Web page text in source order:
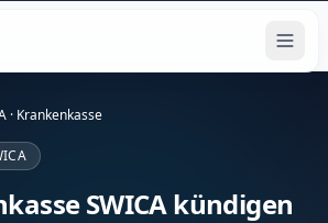
· Krankenkasse
SWICA kündigen